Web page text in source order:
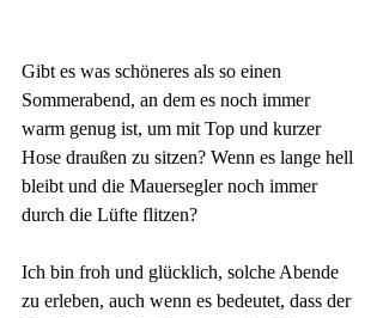
Gibt es was schöneres als so einen
Sommerabend, an dem es noch immer
warm genug ist, um mit Top und kurzer
Hose draußen zu sitzen? Wenn es lange hell
bleibt und die Mauersegler noch immer
durch die Lüfte flitzen?
Ich bin froh und glücklich, solche Abende
zu erleben, auch wenn es bedeutet, dass der